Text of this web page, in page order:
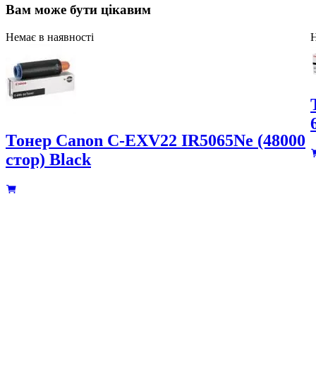
Вам може бути цікавим
Немає в наявності
Тонер Canon C-EXV22 IR5065Ne (48000
стор) Black